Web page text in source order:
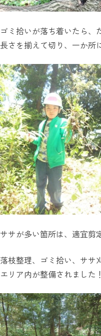
ゴミ拾いが落ち着いたら、
長さを揃えて切り、一か所
ササが多い箇所は、適宜剪
落枝整理、ゴミ拾い、ササ
エリア内が整備されました！